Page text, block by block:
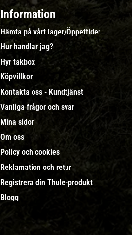
Information
Hämta på vårt lager/Öppettider
Hur handlar jag?
Hyr takbox
Köpvillkor
Kontakta oss - Kundtjänst
Vanliga frågor och svar
Mina sidor
Om oss
Policy och cookies
Reklamation och retur
Registrera din Thule-produkt
Blogg